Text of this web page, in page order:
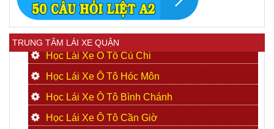
TRUNG TÂM LÁI XE QUẬN
Học Lái Xe Ô Tô Củ Chi
Học Lái Xe Ô Tô Hóc Môn
Học Lái Xe Ô Tô Bình Chánh
Học Lái Xe Ô Tô Cần Giờ